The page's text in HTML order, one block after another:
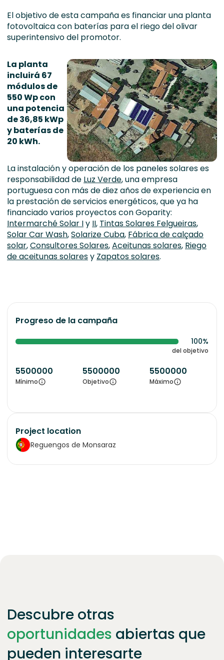
El objetivo de esta campaña es financiar una planta
fotovoltaica con baterías para el riego del olivar
superintensivo del promotor.
La planta
incluirá 67
módulos de
550 Wp con
una potencia
de 36,85 kWp
y baterías de
20 kWh.
La instalación y operación de los paneles solares es
responsabilidad de Luz Verde, una empresa
portuguesa con más de diez años de experiencia en
la prestación de servicios energéticos, que ya ha
financiado varios proyectos con Goparity:
Intermarché Solar Iy II, Tintas Solares Felgueiras,
Solar Car Wash,Solarize Cuba, Fábrica de calçado
solar,Consultores Solares,Aceitunas solares, Riego
de aceitunas solaresy Zapatos solares.
Progreso de la campaña
100%
del objetivo
5500000
Mínimo
5500000
Objetivo
5500000
Máximo
Project location
Reguengos de Monsaraz
Descubre otras
oportunidades abiertas que
pueden interesarte